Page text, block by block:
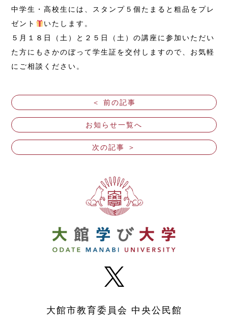
中学生・高校生には、スタンプ５個たまると粗品をプレ
ゼント
いたします。
５月１８日（土）と２５日（土）の講座に参加いただい
た方にもさかのぼって学生証を交付しますので、お気軽
にご相談ください。
＜ 前の記事
お知らせ一覧へ
次の記事 ＞
大館市教育委員会 中央公民館